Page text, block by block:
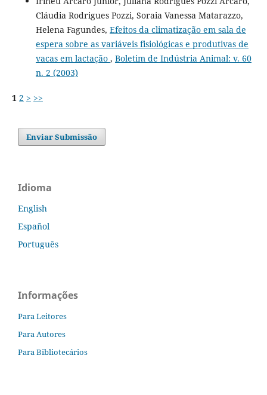
Cláudia Rodrigues Pozzi, Soraia Vanessa Matarazzo,
Helena Fagundes, Efeitos da climatização em sala de
espera sobre as variáveis fisiológicas e produtivas de
vacas em lactação , Boletim de Indústria Animal: v. 60
n. 2 (2003)
1 2 > >>
Enviar Submissão
Idioma
English
Español
Português
Informações
Para Leitores
Para Autores
Para Bibliotecários